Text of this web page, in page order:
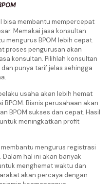
bisa membantu mempercepat
Memakai jasa konsultan
mengurus BPOM lebih cepat.
proses pengurusan akan
konsultan. Pilihlah konsultan
punya tarif jelas sehingga
usaha akan lebih hemat
Bisnis perusahaan akan
BPOM sukses dan cepat. Hasil
meningkatkan profit
mengurus registrasi
Dalam hal ini akan banyak
menghemat waktu dan
akan percaya dengan